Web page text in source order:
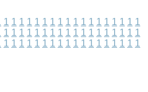
1 1 1 1 1 1 1 1 1 1 1 1 1 1 1 1 1 1
1 1 1 1 1 1 1 1 1 1 1 1 1 1 1 1 1 1
1 1 1 1 1 1 1 1 1 1 1 1 1 1 1 1 1 1